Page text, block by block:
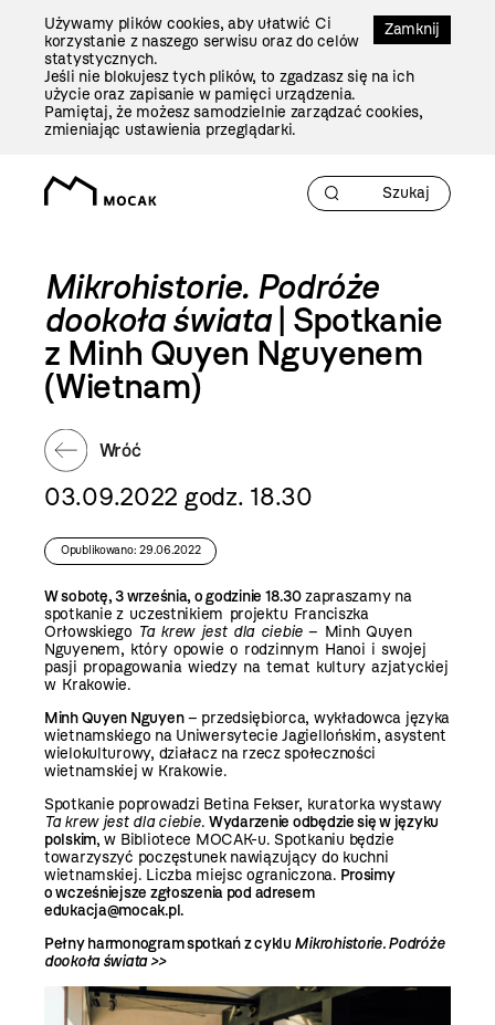
Zamknij
Używamy plików cookies, aby ułatwić Ci
korzystanie z naszego serwisu oraz do celów
statystycznych.
Jeśli nie blokujesz tych plików, to zgadzasz się na ich
użycie oraz zapisanie w pamięci urządzenia.
Pamiętaj, że możesz samodzielnie zarządzać cookies,
zmieniając ustawienia przeglądarki.
Mikrohistorie. Podróże
dookoła świata| Spotkanie
z Minh Quyen Nguyenem
(Wietnam)
Wróć
03.09.2022 godz. 18.30
Opublikowano: 29.06.2022
W sobotę, 3 września, o godzinie 18.30zapraszamy na
spotkaniez uczestnikiem projektu Franciszka
Orłowskiego Ta krew jest dla ciebie– Minh Quyen
Nguyenem, który opowie o rodzinnym Hanoi i swojej
pasji propagowania wiedzy na temat kultury azjatyckiej
w Krakowie.
Minh Quyen Nguyen– przedsiębiorca, wykładowca języka
wietnamskiego na Uniwersytecie Jagiellońskim, asystent
wielokulturowy, działacz na rzecz społeczności
wietnamskiej w Krakowie.
Spotkanie poprowadzi Betina Fekser, kuratorka wystawy
Ta krew jest dla ciebie.Wydarzenie odbędzie się w języku
polskim, w Bibliotece MOCAK-u. Spotkaniu będzie
towarzyszyć poczęstunek nawiązujący do kuchni
wietnamskiej. Liczba miejsc ograniczona. Prosimy
o wcześniejsze zgłoszenia pod adresem
edukacja@mocak.pl.
Pełny harmonogram spotkań z cyklu Mikrohistorie. Podróże
dookoła świata >>